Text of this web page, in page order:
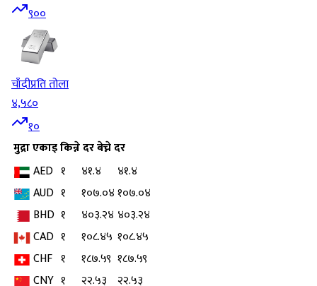
९००
चाँदीप्रति तोला
४,५८०
१०
मुद्राएकाइकिन्ने दरबेच्ने दर
AED १ ४१.४
४१.४
AUD १ १०७.०४१०७.०४
BHD १ ४०३.२४ ४०३.२४
CAD १ १०८.४५ १०८.४५
CHF १ १८७.५९ १८७.५९
CNY १ २२.५३
२२.५३